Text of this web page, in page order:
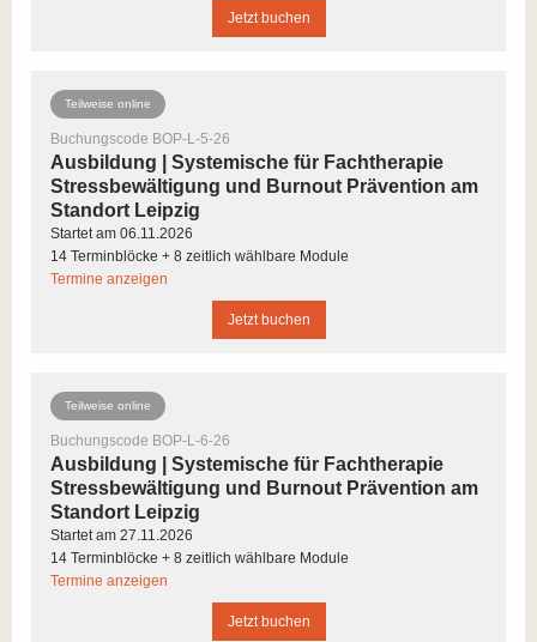
Prophylaxe steht dabei im Mittelpunkt. Auch im Bereich
Ausbildung als Stressmanagement Trainer*in und
Burnout-Berater*in immer gefragter. Profitieren Sie von
der Möglichkeit, im Bereich Gesundheit und Prophylaxe
Ihrer Firma noch aktiver zu werden. Absolvieren Sie
eine berufsbegleitende Ausbildung zum/zur
Systemischen Fachtherapeut*in für Stressbewältigung
und Burnout-Prävention.
Die in der Ausbildung enthaltene systemische
Basisausbildung verhilft Ihnen dazu, im beratenden
oder therapeutischen Kontext Ihren Klient*innen zu
lösungsorientierten Perspektiven zu verhelfen. Das
Individuum und dessen Problematik werden innerhalb
der systemischen Haltung als Teil von
Systemzusammenhängen und sozialen
Jetzt buchen
Teilweise online
Buchungscode BOP-L-5-26
Ausbildung | Systemische für Fachtherapie
Stressbewältigung und Burnout Prävention am
Standort Leipzig
Startet am 06.11.2026
14 Terminblöcke + 8 zeitlich wählbare Module
Termine anzeigen
Jetzt buchen
Teilweise online
Buchungscode BOP-L-6-26
Ausbildung | Systemische für Fachtherapie
Stressbewältigung und Burnout Prävention am
Standort Leipzig
Startet am 27.11.2026
14 Terminblöcke + 8 zeitlich wählbare Module
Termine anzeigen
Jetzt buchen